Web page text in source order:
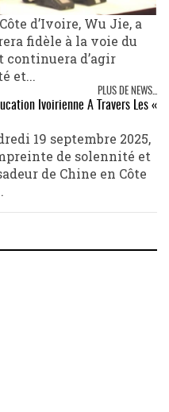
d’Ivoire, Wu Jie, a
fidèle à la voie du
continuera d’agir
et...
PLUS DE NEWS...
Ivoirienne À Travers Les «
19 septembre 2025,
de solennité et
de Chine en Côte